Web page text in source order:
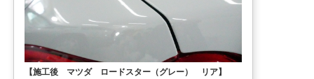
【施工後 マツダ ロードスター（グレー） リア】